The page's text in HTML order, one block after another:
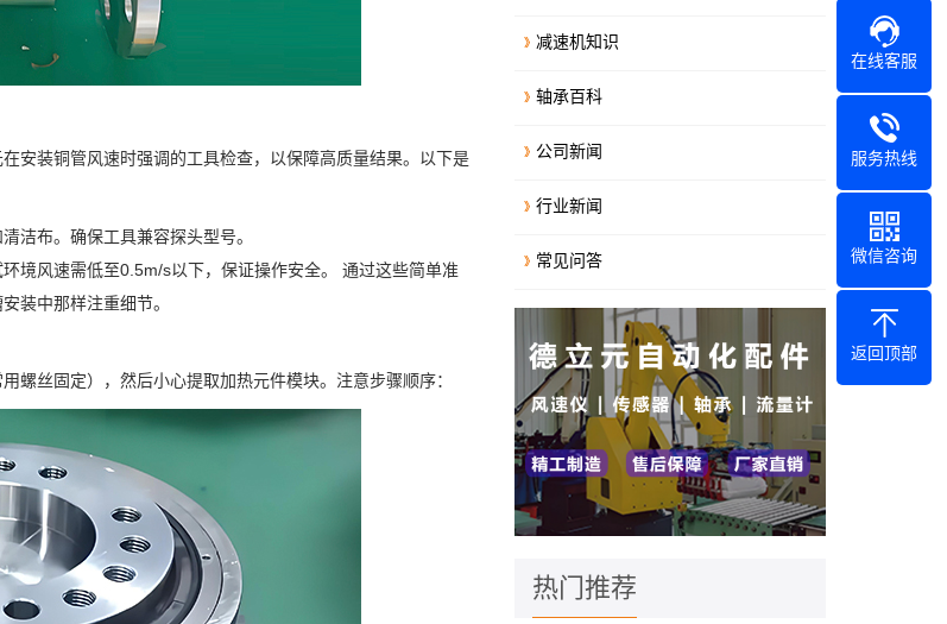
安装铜管风速时强调的工具检查，以保障高质量结果。以下是
洁布。确保工具兼容探头型号。
境风速需低至0.5m/s以下，保证操作安全。 通过这些简单准
装中那样注重细节。
螺丝固定），然后小心提取加热元件模块。注意步骤顺序：
减速机知识
轴承百科
公司新闻
行业新闻
常见问答
热门推荐
在线客服
服务热线
微信咨询
返回顶部